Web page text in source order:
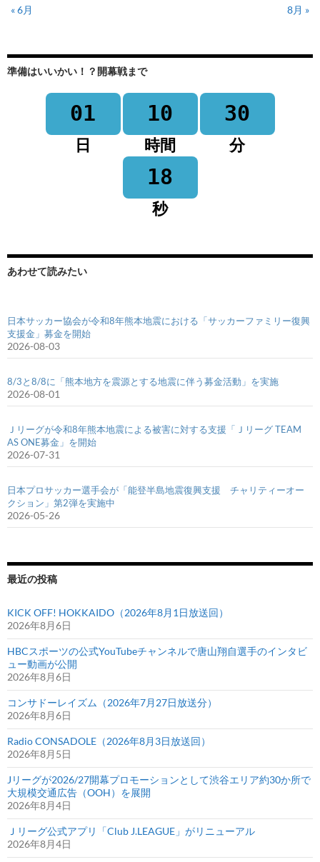
« 6月 8月 »
準備はいいかい！？開幕戦まで
01
日
10
時間
30
分
18
秒
あわせて読みたい
日本サッカー協会が令和8年熊本地震における「サッカーファミリー復興
支援金」募金を開始
2026-08-03
8/3と8/8に「熊本地方を震源とする地震に伴う募金活動」を実施
2026-08-01
Ｊリーグが令和8年熊本地震による被害に対する支援「Ｊリーグ TEAM
AS ONE募金」を開始
2026-07-31
日本プロサッカー選手会が「能登半島地震復興支援 チャリティーオー
クション」第2弾を実施中
2026-05-26
最近の投稿
KICK OFF! HOKKAIDO（2026年8月1日放送回）
2026年8月6日
HBCスポーツの公式YouTubeチャンネルで唐山翔自選手のインタビ
ュー動画が公開
2026年8月6日
コンサドーレイズム（2026年7月27日放送分）
2026年8月6日
Radio CONSADOLE（2026年8月3日放送回）
2026年8月5日
Jリーグが2026/27開幕プロモーションとして渋谷エリア約30か所で
大規模交通広告（OOH）を展開
2026年8月4日
Ｊリーグ公式アプリ「Club J.LEAGUE」がリニューアル
2026年8月4日